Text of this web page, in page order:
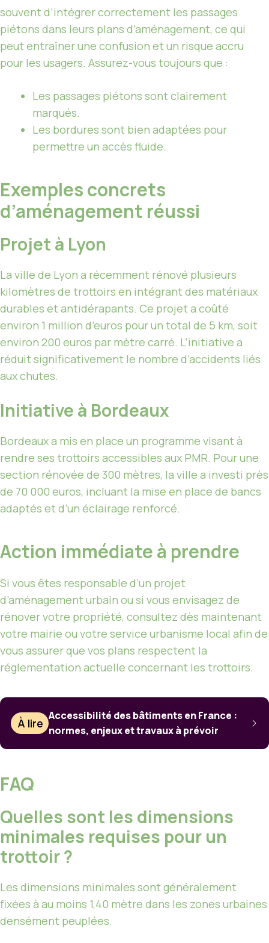
souvent d’intégrer correctement les passages
piétons dans leurs plans d’aménagement, ce qui
peut entraîner une confusion et un risque accru
pour les usagers. Assurez-vous toujours que :
Les passages piétons sont clairement
marqués.
Les bordures sont bien adaptées pour
permettre un accès fluide.
Exemples concrets
d’aménagement réussi
Projet à Lyon
La ville de Lyon a récemment rénové plusieurs
kilomètres de trottoirs en intégrant des matériaux
durables et antidérapants. Ce projet a coûté
environ 1 million d’euros pour un total de 5 km, soit
environ 200 euros par mètre carré. L’initiative a
réduit significativement le nombre d’accidents liés
aux chutes.
Initiative à Bordeaux
Bordeaux a mis en place un programme visant à
rendre ses trottoirs accessibles aux PMR. Pour une
section rénovée de 300 mètres, la ville a investi près
de 70 000 euros, incluant la mise en place de bancs
adaptés et d’un éclairage renforcé.
Action immédiate à prendre
Si vous êtes responsable d’un projet
d’aménagement urbain ou si vous envisagez de
rénover votre propriété, consultez dès maintenant
votre mairie ou votre service urbanisme local afin de
vous assurer que vos plans respectent la
réglementation actuelle concernant les trottoirs.
À lire
Accessibilité des bâtiments en France :
normes, enjeux et travaux à prévoir
FAQ
Quelles sont les dimensions
minimales requises pour un
trottoir ?
Les dimensions minimales sont généralement
fixées à au moins 1,40 mètre dans les zones urbaines
densément peuplées.